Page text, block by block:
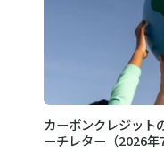
カーボンクレジット
ーチレター（2026年